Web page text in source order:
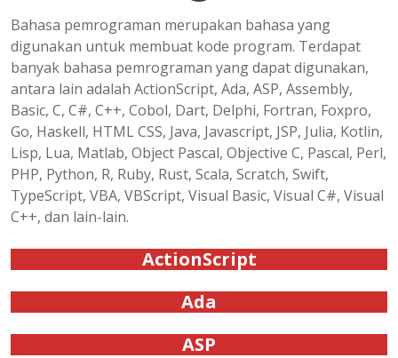
Bahasa pemrograman merupakan bahasa yang
digunakan untuk membuat kode program. Terdapat
banyak bahasa pemrograman yang dapat digunakan,
antara lain adalah ActionScript, Ada, ASP, Assembly,
Basic, C, C#, C++, Cobol, Dart, Delphi, Fortran, Foxpro,
Go, Haskell, HTML CSS, Java, Javascript, JSP, Julia, Kotlin,
Lisp, Lua, Matlab, Object Pascal, Objective C, Pascal, Perl,
PHP, Python, R, Ruby, Rust, Scala, Scratch, Swift,
TypeScript, VBA, VBScript, Visual Basic, Visual C#, Visual
C++, dan lain-lain.
ActionScript
Ada
ASP